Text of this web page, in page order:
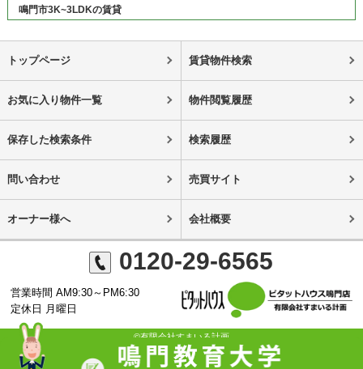
鳴門市3K~3LDKの賃貸
トップページ 賃貸物件検索
お気に入り物件一覧 物件閲覧履歴
保存した検索条件 検索履歴
問い合わせ 売買サイト
オーナー様へ 会社概要
0120-29-6565
営業時間 AM9:30～PM6:30
定休日 月曜日
©有限会社すまいる計画